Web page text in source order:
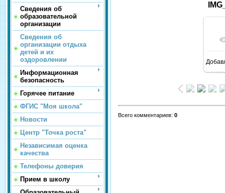
Сведения об
образовательной
организации
Сведения об
организации отдыха
детей и их
оздоровлении
Информационная
безопасность
Горячее питание
ФГИС "Моя школа"
Новости
Центр "Точка роста"
Независимая оценка
качества
Телефоны доверия
Прием в школу
Всего комментариев: 0